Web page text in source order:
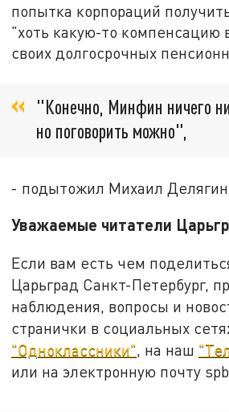
попытка корпораций
"хоть какую-то компенсацию
своих долгосрочных
"Конечно, Минфин ничего
но поговорить можно",
- подытожил Михаил Делягин.
Уважаемые читатели
Если вам есть чем
Царьград Санкт-Петербург,
наблюдения, вопросы и
странички в социальных
"Одноклассники", на наш
или на электронную почту